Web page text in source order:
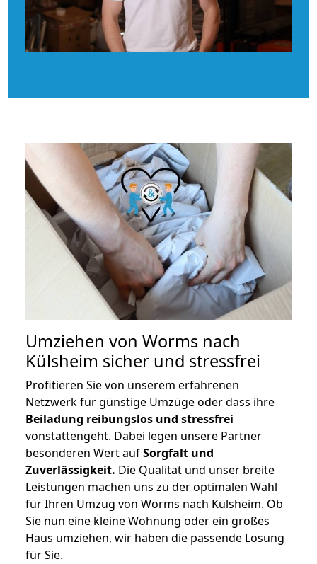
Umziehen von Worms nach
Külsheim sicher und stressfrei
Profitieren Sie von unserem erfahrenen
Netzwerk für günstige Umzüge oder dass ihre
Beiladung reibungslos und stressfrei
vonstattengeht. Dabei legen unsere Partner
besonderen Wert aufSorgfalt und
Zuverlässigkeit. Die Qualität und unser breite
Leistungen machen uns zu der optimalen Wahl
für Ihren Umzug von Worms nach Külsheim. Ob
Sie nun eine kleine Wohnung oder ein großes
Haus umziehen, wir haben die passende Lösung
für Sie.